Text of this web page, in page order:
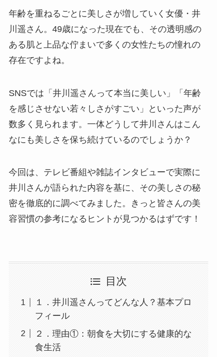
年齢を重ねるごとに美しさが増していく女優・井
川遥さん。49歳になった現在でも、その透明感の
ある肌と上品な佇まいで多くの女性たちの憧れの
存在ですよね。
SNSでは「井川遥さんって本当に美しい」「年齢
を感じさせない若々しさがすごい」といった声が
数多く見られます。一体どうして井川さんはこん
なにも美しさを保ち続けているのでしょうか？
今回は、テレビ番組や雑誌インタビューで実際に
井川さんが語られた内容を基に、その美しさの秘
密を徹底的に調べてみました。きっと皆さんの美
容習慣の参考になるヒントが見つかるはずです！
目次
１．井川遥さんってどんな人？基本プロ
フィール
２．理由①：朝食を大切にする健康的な
食生活